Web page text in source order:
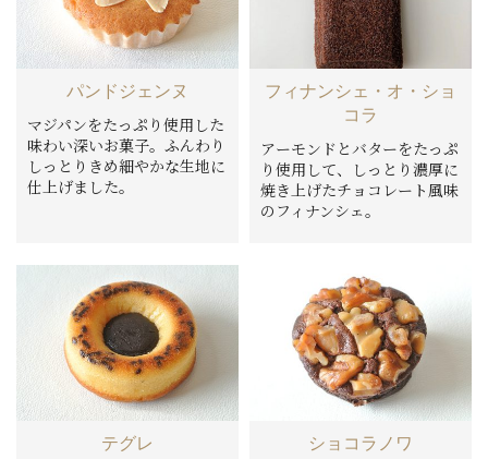
パンドジェンヌ
マジパンをたっぷり使用した
味わい深いお菓子。ふんわり
しっとりきめ細やかな生地に
仕上げました。
フィナンシェ・オ・ショ
コラ
アーモンドとバターをたっぷ
り使用して、しっとり濃厚に
焼き上げたチョコレート風味
のフィナンシェ。
テグレ ショコラノワ